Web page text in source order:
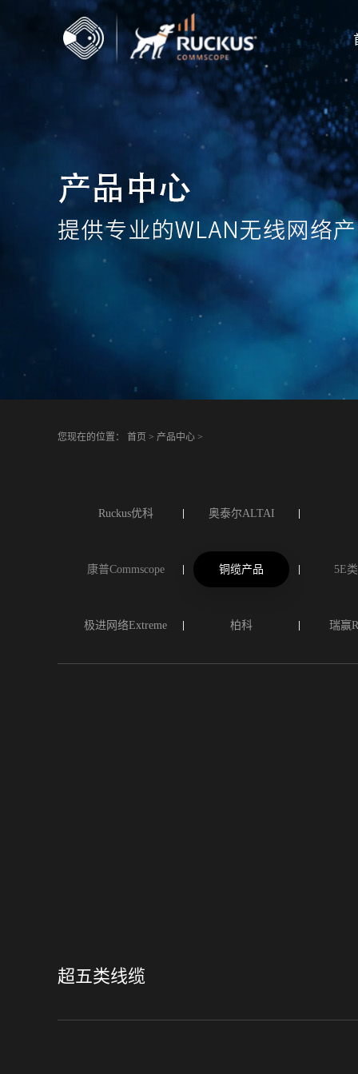
您现在的位置： 首页 > 产品中心 >
Ruckus优科 奥泰尔ALTAI
康普Commscope 铜缆产品 5E
极进网络Extreme 柏科 瑞赢
超五类线缆